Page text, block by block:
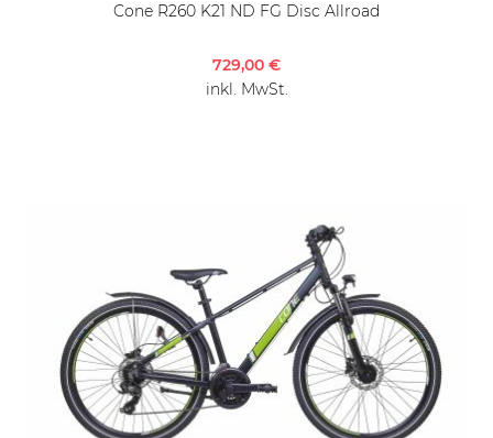
Cone R260 K21 ND FG Disc Allroad
729,00 €
inkl. MwSt.